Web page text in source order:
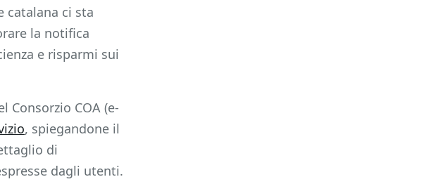
catalana ci sta
la notifica
e risparmi sui
Consorzio COA (e-
, spiegandone il
di
dagli utenti.